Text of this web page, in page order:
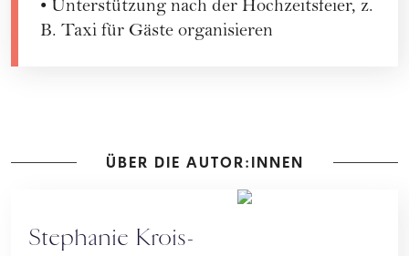
• Unterstützung nach der Hochzeitsfeier, z.
B. Taxi für Gäste organisieren
ÜBER DIE AUTOR:INNEN
Stephanie Krois-